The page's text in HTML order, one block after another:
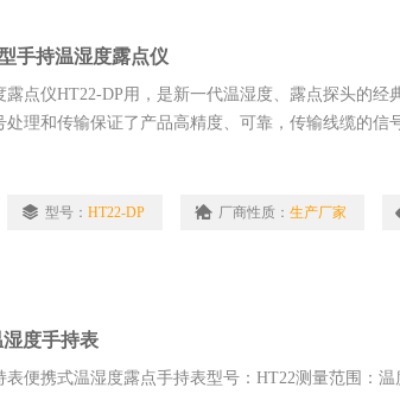
手持温湿度露点仪
点仪HT22-DP用，是新一代温湿度、露点探头的经
处理和传输保证了产品高精度、可靠，传输线缆的信
型号：HT22-DP 厂商性质：生产厂家
度手持表
表便携式温湿度露点手持表型号：HT22测量范围：